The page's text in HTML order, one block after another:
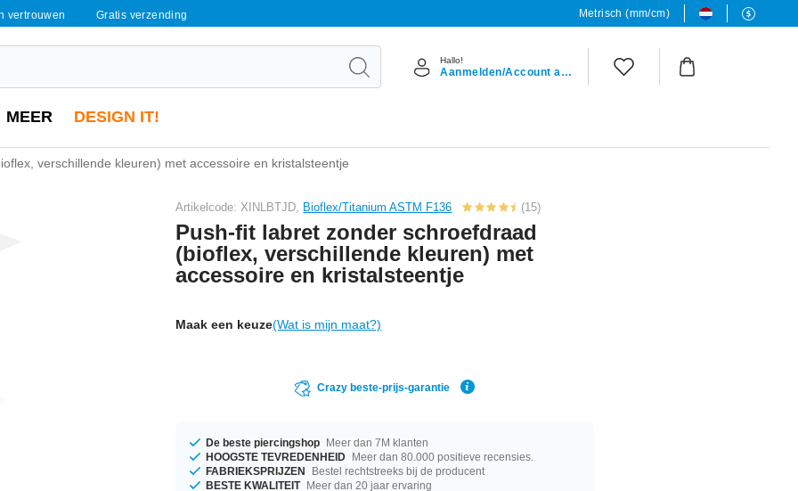
vertrouwen Gratis verzending Metrisch (mm/cm)
Hallo!
Aanmelden/Account aanmaken
MEER DESIGN IT!
verschillende kleuren) met accessoire en kristalsteentje
Artikelcode: XINLBTJD, Bioflex/Titanium ASTM F136 (15)
Push-fit labret zonder schroefdraad
(bioflex, verschillende kleuren) met
accessoire en kristalsteentje
Maak een keuze(Wat is mijn maat?)
Crazy beste-prijs-garantie
De beste piercingshop Meer dan 7M klanten
HOOGSTE TEVREDENHEID Meer dan 80.000 positieve recensies.
FABRIEKSPRIJZEN
Bestel rechtstreeks bij de producent
BESTE KWALITEIT Meer dan 20 jaar ervaring